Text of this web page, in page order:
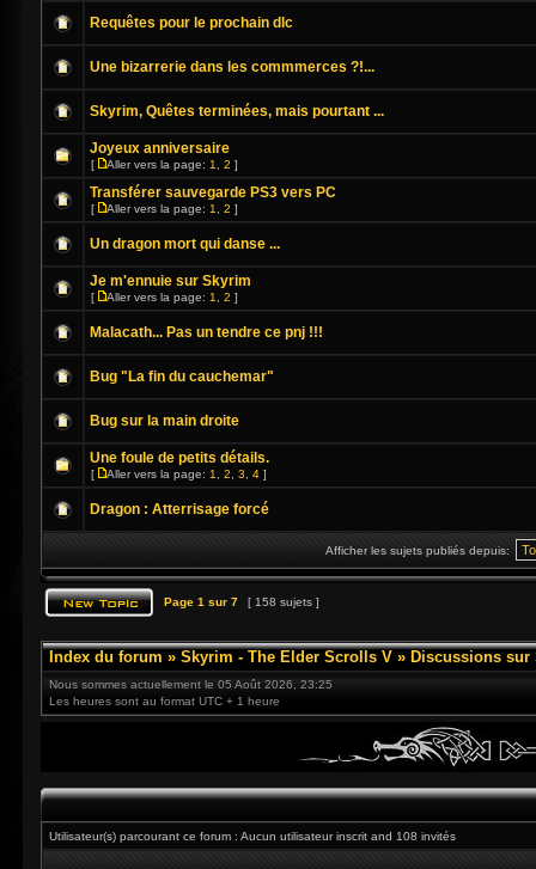
Requêtes pour le prochain dlc
Une bizarrerie dans les commmerces ?!...
Skyrim, Quêtes terminées, mais pourtant ...
Joyeux anniversaire
[ Aller vers la page: 1 2 ]
Transférer sauvegarde PS3 vers PC
[ Aller vers la page: 1 2 ]
Un dragon mort qui danse ...
Je m'ennuie sur Skyrim
[ Aller vers la page: 1 2 ]
Malacath... Pas un tendre ce pnj !!!
Bug "La fin du cauchemar"
Bug sur la main droite
Une foule de petits détails.
[ Aller vers la page: 1 2 3 4 ]
Dragon : Atterrisage forcé
Afficher les sujets publiés depuis:
Page 1 sur 7 [ 158 sujets ]
Index du forum » Skyrim - The Elder Scrolls V » Discussions sur
Nous sommes actuellement le 05 Août 2026, 23:25
Les heures sont au format UTC + 1 heure
Utilisateur(s) parcourant ce forum : Aucun utilisateur inscrit and 108 invités